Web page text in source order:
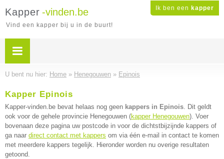
Ik ben een kapper
Kapper -vinden.be
Vind een kapper bij u in de buurt!
U bent nu hier: Home » Henegouwen » Epinois
Kapper Epinois
Kapper-vinden.be bevat helaas nog geen kappers in Epinois. Dit geldt
ook voor de gehele provincie Henegouwen (kapper Henegouwen). Voer
bovenaan deze pagina uw postcode in voor de dichtstbijzijnde kappers of
ga naar direct contact met kappers om via één e-mail in contact te komen
met meerdere kappers tegelijk. Hieronder worden nu overige resultaten
getoond.